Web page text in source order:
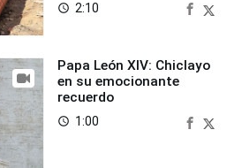
access_time 2:10
Papa León XIV: Chiclayo
en su emocionante
recuerdo
access_time 1:00